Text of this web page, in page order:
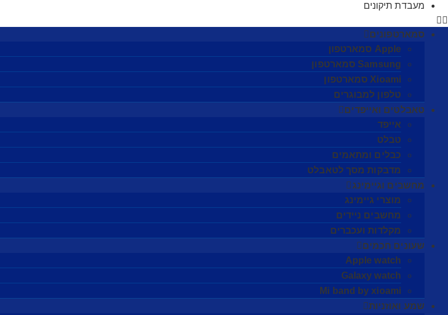
מעבדת תיקונים
סמארטפונים
Apple סמארטפון
Samsung סמארטפון
Xioami סמארטפון
טלפון למבוגרים
טאבלטים ואייפדים
אייפד
טבלט
כבלים ומתאמים
מדבקות מסך לטאבלט
מחשבים וגיימינג
מוצרי גיימינג
מחשבים ניידים
מקלדות ועכברים
שעונים חכמים
Apple watch
Galaxy watch
Mi band by xioami
שמע ואוזניות